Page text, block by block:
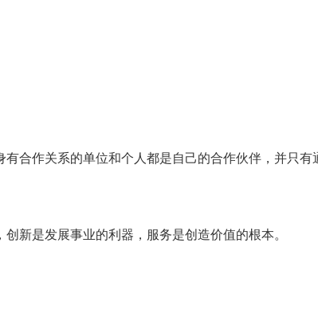
合作关系的单位和个人都是自己的合作伙伴，并只
新是发展事业的利器，服务是创造价值的根本。